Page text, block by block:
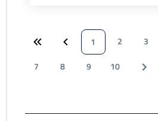
1 2 3
7
8 9 10